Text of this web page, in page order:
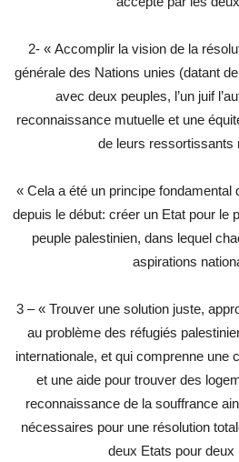
2- « Accomplir la vision de la
générale des Nations unies (datant
avec deux peuples, l’un juif
reconnaissance mutuelle et une
de leurs ressortissants
« Cela a été un principe fondamental
depuis le début: créer un Etat pour le
peuple palestinien, dans lequel
aspirations
3 – « Trouver une solution juste,
au problème des réfugiés
internationale, et qui comprenne une
et une aide pour trouver des
reconnaissance de la souffrance
nécessaires pour une résolution
deux Etats pour deux